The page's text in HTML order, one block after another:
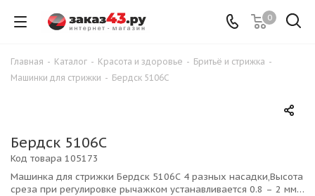
0
Главная - Каталог - Красота и здоровье - Бритьё и стрижка -
Машинки для стрижки - Бердск 5106С
Бердск 5106С
Машинка для стрижки Бердск 5106С 4 разных насадки,Высота
среза при регулировке рычажком устанавливается 0.8 – 2 мм.
Код товара 105173